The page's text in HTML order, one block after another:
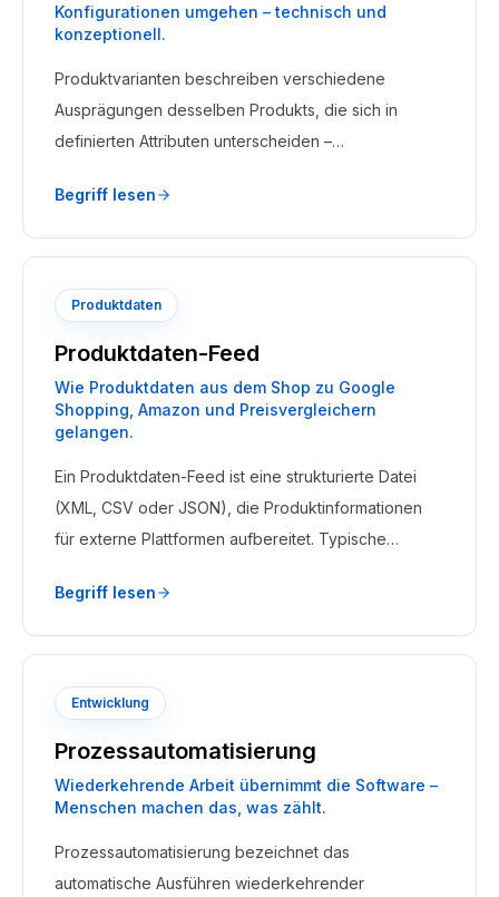
Konfigurationen umgehen – technisch und
konzeptionell.
Produktvarianten beschreiben verschiedene
Ausprägungen desselben Produkts, die sich in
definierten Attributen unterscheiden –
Konfiguration. Sie teilen eine gemeinsame
Produktseite, haben aber eigene SKUs und
Begriff lesen
Produktdaten
Produktdaten-Feed
Wie Produktdaten aus dem Shop zu Google
Shopping, Amazon und Preisvergleichern
gelangen.
Ein Produktdaten-Feed ist eine strukturierte Datei
(XML, CSV oder JSON), die Produktinformationen
für externe Plattformen aufbereitet. Typische
Amazon, Idealo, Billiger.de.
Begriff lesen
Entwicklung
Prozessautomatisierung
Wiederkehrende Arbeit übernimmt die Software –
Menschen machen das, was zählt.
Prozessautomatisierung bezeichnet das
automatische Ausführen wiederkehrender